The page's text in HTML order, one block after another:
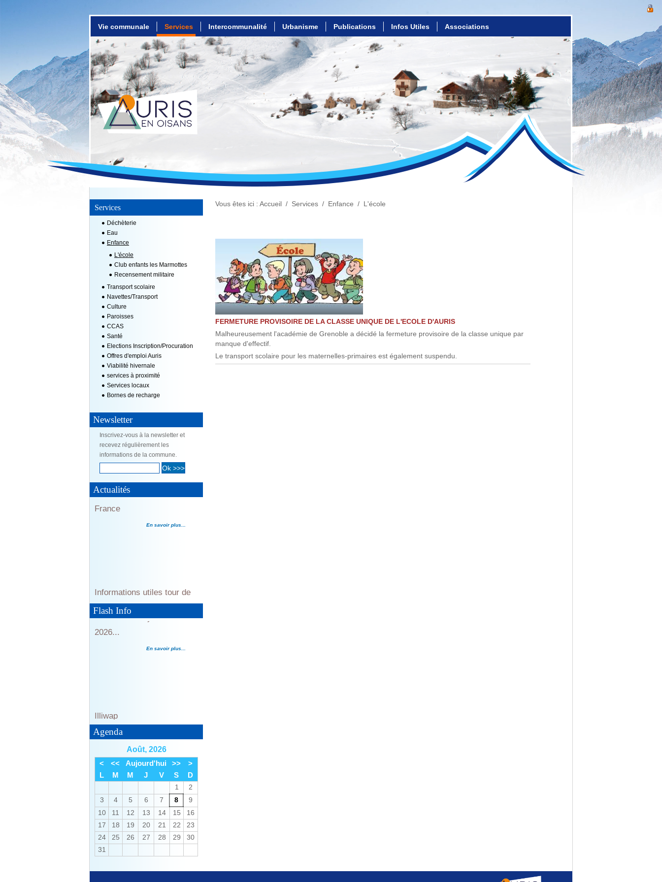
Vie communale Services Intercommunalité Urbanisme Publications Infos Utiles Associations
Services
Déchèterie
Eau
Enfance
L'école
Club enfants les Marmottes
Recensement militaire
Transport scolaire
Navettes/Transport
Culture
Paroisses
CCAS
Santé
Elections Inscription/Procuration
Offres d'emploi Auris
Viabilité hivernale
services à proximité
Services locaux
Bornes de recharge
Newsletter
Inscrivez-vous à la newsletter et
recevez régulièrement les
informations de la commune.
Actualités
Informations utiles tour de
France
En savoir plus...
Flash Info
Informations utiles tour de
France
En savoir plus...
Informations utiles tour de
Agenda
Août, 2026
<
<< Aujourd'hui >>
>
L
M M J V S D
1
2
3
4 5 6 7 8
9
10
11 12 13 14 15
16
17
18 19 20 21 22
23
24
25 26 27 28 29
30
31
Vous êtes ici : Accueil / Services/ Enfance / L'école
FERMETURE PROVISOIRE DE LA CLASSE UNIQUE DE L'ECOLE D'AURIS
Malheureusement l'académie de Grenoble a décidé la fermeture provisoire de la classe unique par
manque d'effectif.
Le transport scolaire pour les maternelles-primaires est également suspendu.